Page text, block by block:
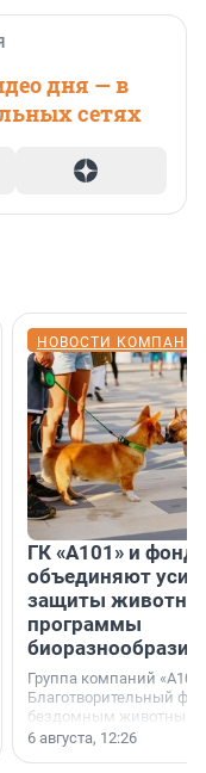
дня — в
сетях
НОВОСТИ
ГК «А101» и фонд
объединяют
защиты
программы
биоразнообразия
Группа компаний
Благотворительный
бездомным животным
заключили соглашение
6 августа, 12:26